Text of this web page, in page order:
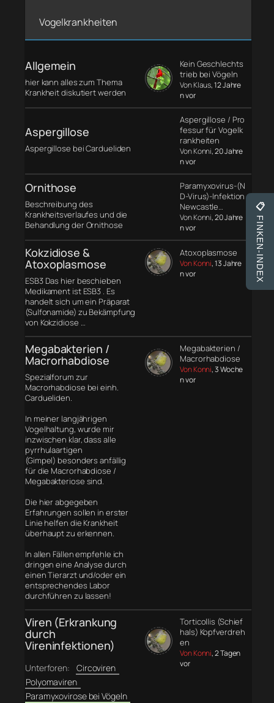
Vogelkrankheiten
Allgemein
hier kann alles zum Thema
Krankheit diskutiert werden
Kein Geschlechts
trieb bei Vögeln
Von Klaus, 12 Jahre
n vor
Aspergillose
Aspergillose bei Cardueliden
Aspergillose / Pro
fessur für Vogelk
rankheiten
Von Konni, 20 Jahre
n vor
Ornithose
Beschreibung des
Krankheitsverlaufes und die
Behandlung der Ornithose
Paramyxovirus-(N
D-Virus)-Infektion
Newcastle…
Von Konni, 20 Jahre
n vor
Kokzidiose &
Atoxoplasmose
ESB3 Das hier beschieben
Medikament ist ESB3 . Es
handelt sich um ein Präparat
(Sulfonamide) zu Bekämpfung
von Kokzidiose …
Atoxoplasmose
Von Konni, 13 Jahre
n vor
Megabakterien /
Macrorhabdiose
Spezialforum zur
Macrorhabdiose bei einh.
Cardueliden.
In meiner langjährigen
Vogelhaltung, wurde mir
inzwischen klar, dass alle
pyrrhulaartigen
(Gimpel) besonders anfällig
für die Macrorhabdiose /
Megabakteriose sind.
Die hier abgegeben
Erfahrungen sollen in erster
Linie helfen die Krankheit
überhaupt zu erkennen.
In allen Fällen empfehle ich
dringen eine Analyse durch
einen Tierarzt und/oder ein
entsprechendes Labor
durchführen zu lassen!
Megabakterien /
Macrorhabdiose
Von Konni, 3 Woche
n vor
Viren (Erkrankung
durch
Vireninfektionen)
Unterforen:
Circoviren
Polyomaviren
Paramyxovirose bei Vögeln
Torticollis (Schief
hals) Kopfverdreh
en
Von Konni, 2 Tagen
vor
📋
FINKEN-INDEX